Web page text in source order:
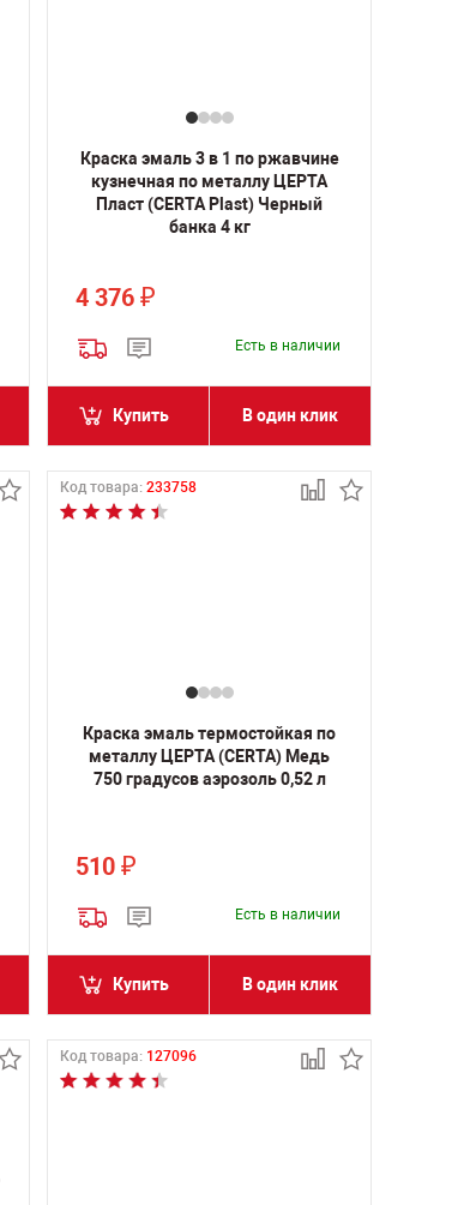
Краска эмаль 3 в 1 по ржавчине
кузнечная по металлу ЦЕРТА
Пласт (CERTA Plast) Черный
банка 4 кг
4 376₽
Есть в наличии
Купить В один клик
Код товара:233758
Краска эмаль термостойкая по
металлу ЦЕРТА (CERTA) Медь
750 градусов аэрозоль 0,52 л
510₽
Есть в наличии
Купить В один клик
Код товара: 127096